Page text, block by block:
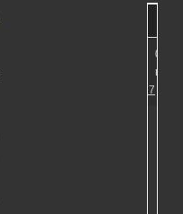
в
#10427